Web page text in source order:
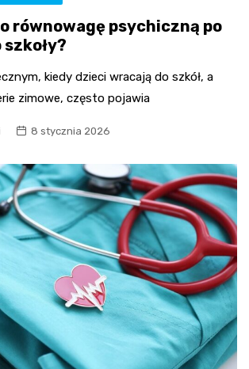
równowagę psychiczną po
kiedy dzieci wracają do szkół, a
zimowe, często pojawia
8 stycznia 2026